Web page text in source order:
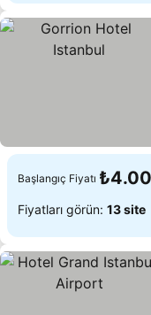
Başlangıç Fiyatı
Fiyatları görün: 13 site